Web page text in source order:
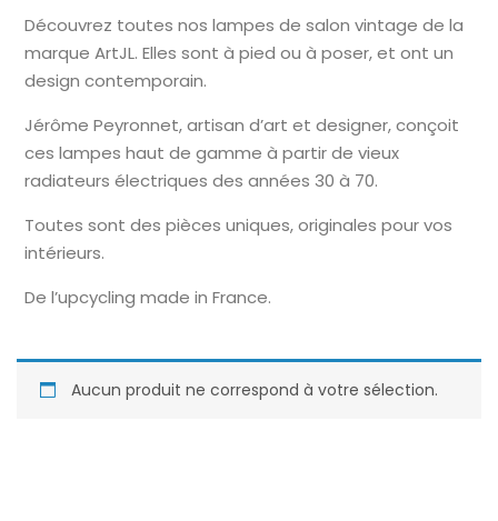
Découvrez toutes nos lampes de salon vintage de la
marque ArtJL. Elles sont à pied ou à poser, et ont un
design contemporain.
Jérôme Peyronnet, artisan d’art et designer, conçoit
ces lampes haut de gamme à partir de vieux
radiateurs électriques des années 30 à 70.
Toutes sont des pièces uniques, originales pour vos
intérieurs.
De l’upcycling made in France.
Aucun produit ne correspond à votre sélection.